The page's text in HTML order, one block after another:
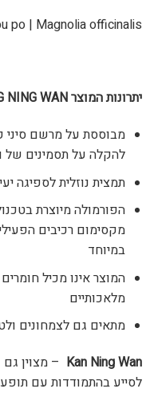
po | Magnolia officinalis
יתרונות המוצרNING WAN
מבוססת על מרשם סיני
להקלה על תסמינים של
תמצית נוזלית לספיגה
הפורמולה מיוצרת
מקסימום רכיבים
במיוחד
המוצר אינו מכיל
מלאכותיים
מתאים גם לצמחונים
Kan Ning Wan – מצוין
לסייע בהתמודדות עם